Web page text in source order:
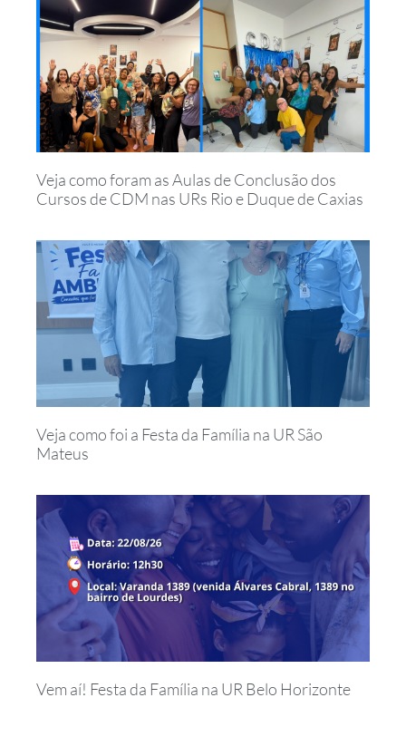
Veja como foram as Aulas de Conclusão dos
Cursos de CDM nas URs Rio e Duque de Caxias
Veja como foi a Festa da Família na UR São
Mateus
Vem aí! Festa da Família na UR Belo Horizonte